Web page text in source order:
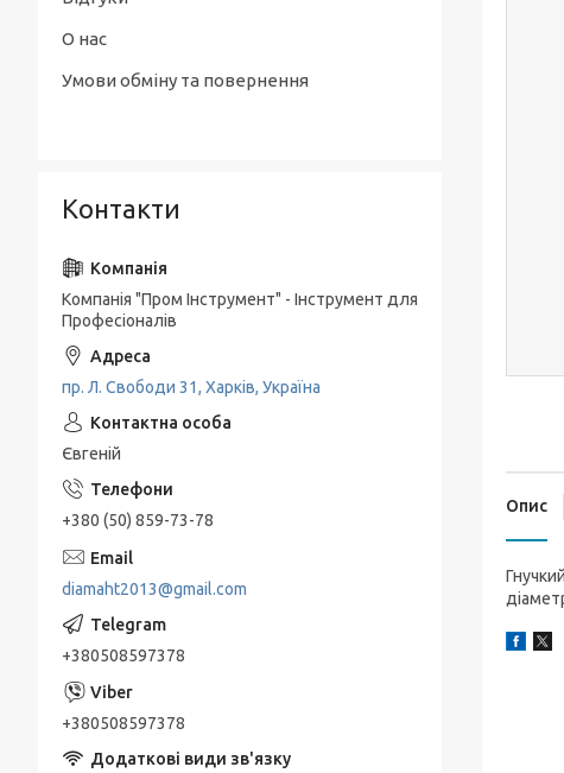
Опис
О нас
Умови обміну та повернення
Контакти
Компанія "Пром Інструмент" - Інструмент для
Професіоналів
пр. Л. Свободи 31, Харків, Україна
Євгеній
+380 (50) 859-73-78
diamaht2013@gmail.com
+380508597378
+380508597378